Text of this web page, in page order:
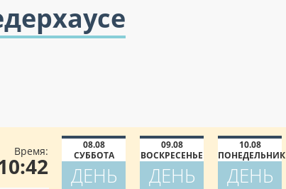
Время:
08.08
СУББОТА
ДЕНЬ
09.08
ВОСКРЕСЕНЬЕ
ДЕНЬ
10.08
ПОНЕДЕЛЬНИК
ДЕНЬ